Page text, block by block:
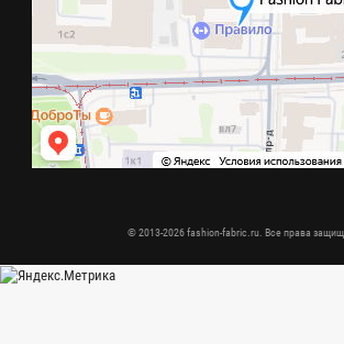
© 2013-2026 fashion-fabric.ru. Все права